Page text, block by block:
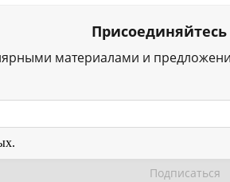
материалами и